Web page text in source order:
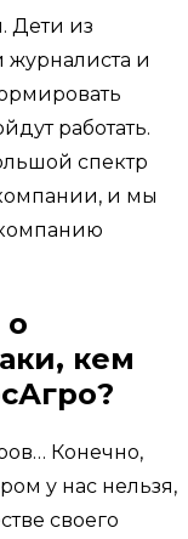
Дети из
и
работать.
спектр
и мы
о
кем
Конечно,
у нас нельзя,
своего